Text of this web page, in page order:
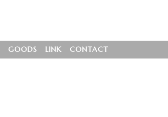
GOODS LINK CONTACT